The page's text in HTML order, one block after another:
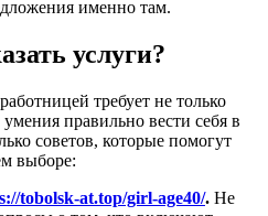
именно там.
услуги?
требует не только
правильно вести себя в
советов, которые помогут
выборе:
tobolsk-at.top/girl-age40/. Не